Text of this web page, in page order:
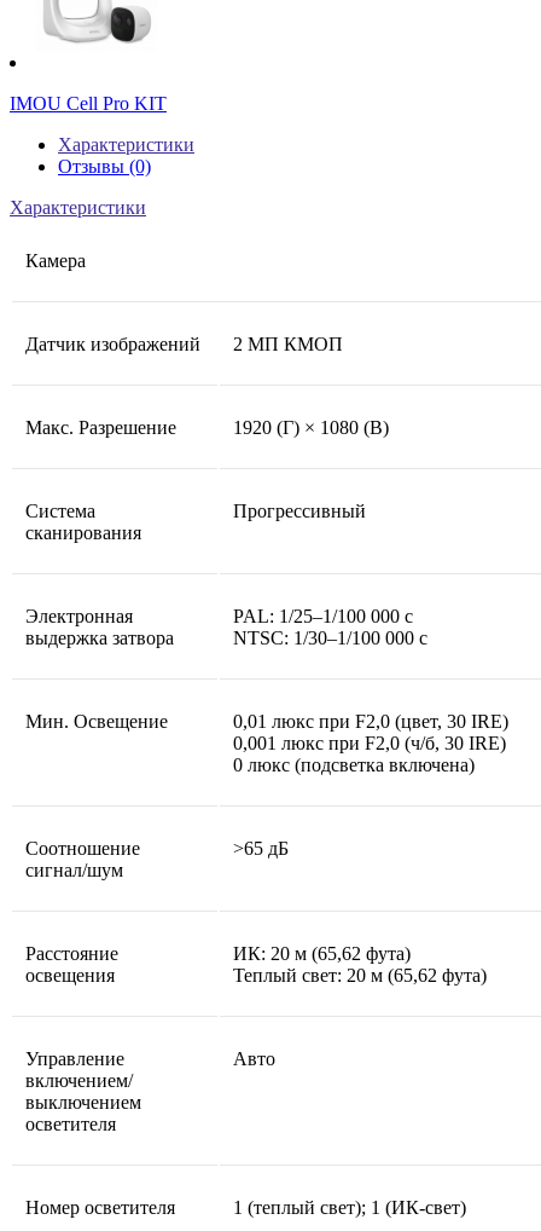
IMOU Cell Pro KIT
Характеристики
Отзывы (0)
Характеристики
Камера
Датчик изображений 2 МП КМОП
Макс. Разрешение 1920 (Г) × 1080 (В)
Система
сканирования
Прогрессивный
Электронная
выдержка затвора
PAL: 1/25–1/100 000 с
NTSC: 1/30–1/100 000 с
Мин. Освещение
0,01 люкс при F2,0 (цвет, 30 IRE)
0,001 люкс при F2,0 (ч/б, 30 IRE)
0 люкс (подсветка включена)
Соотношение
сигнал/шум
>65 дБ
Расстояние
освещения
ИК: 20 м (65,62 фута)
Теплый свет: 20 м (65,62 фута)
Управление
включением/
выключением
осветителя
Авто
Номер осветителя 1 (теплый свет); 1 (ИК-свет)